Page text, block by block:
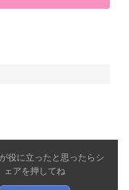
役に立ったと思ったらシ
ェアを押してね